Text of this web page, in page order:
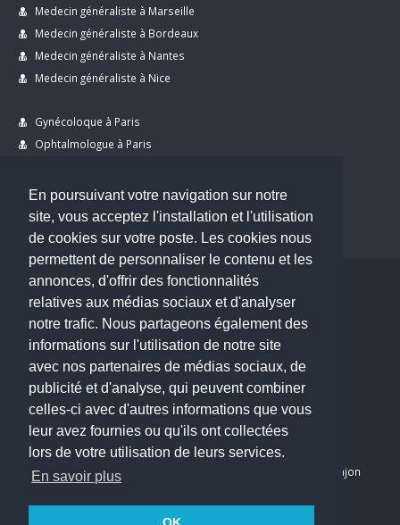
En poursuivant votre navigation sur notre
site, vous acceptez l'installation et l'utilisation
de cookies sur votre poste. Les cookies nous
permettent de personnaliser le contenu et les
annonces, d'offrir des fonctionnalités
relatives aux médias sociaux et d'analyser
notre trafic. Nous partageons également des
informations sur l'utilisation de notre site
avec nos partenaires de médias sociaux, de
publicité et d'analyse, qui peuvent combiner
celles-ci avec d'autres informations que vous
leur avez fournies ou qu'ils ont collectées
lors de votre utilisation de leurs services.
En savoir plus
Medecin généraliste à Marseille
Medecin généraliste à Bordeaux
Medecin généraliste à Nantes
Medecin généraliste à Nice
Gynécoloque à Paris
Ophtalmologue à Paris
Dentiste à Paris
Copyright © 2026 . All Rights Reserved.
choisirunmedecin@gmail.com
Nous contacter
Accueil
Blog
Mon compte
Dernier avis : PASCAL DELCAMPE, Chirurgien maxillo-faciale à Arpajon